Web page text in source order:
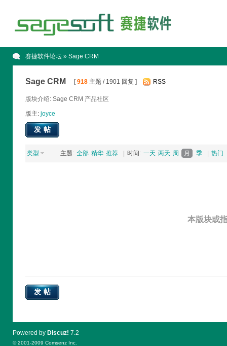
赛捷软件论坛» Sage CRM
Sage CRM [918主题 / 1901 回复 ] RSS
版块介绍: Sage CRM 产品社区
版主: joyce
发帖
类型 主题: 全部 精华 推荐 时间: 一天 两天 周 月 季 热门
本版块或
发帖
Powered by Discuz! 7.2
© 2001-2009 Comsenz Inc.